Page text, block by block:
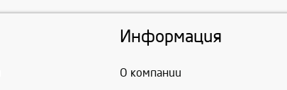
Информация
О компании